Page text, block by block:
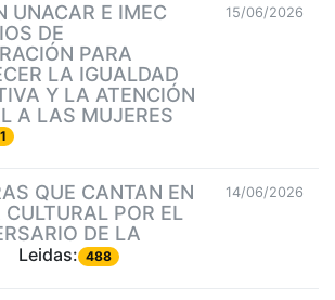
UNACAR E IMEC
DE
PARA
LA IGUALDAD
Y LA ATENCIÓN
A LAS MUJERES
15/06/2026
QUE CANTAN EN
POR EL
DE LA
Leidas: 488
14/06/2026